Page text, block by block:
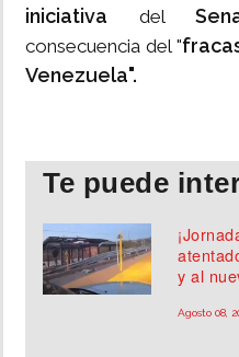
iniciativa del
consecuencia del "
Venezuela".
Te puede
y al
Agosto 08,